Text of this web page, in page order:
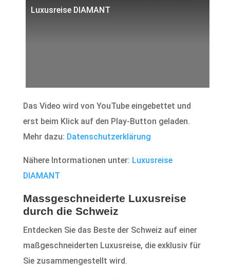
Luxusreise DIAMANT
Das Video wird von YouTube eingebettet und
erst beim Klick auf den Play-Button geladen.
Mehr dazu: Datenschutzerklärung
Nähere Intormationen unter: Luxusreise
DIAMANT
Massgeschneiderte Luxusreise
durch die Schweiz
Entdecken Sie das Beste der Schweiz auf einer
maßgeschneiderten Luxusreise, die exklusiv für
Sie zusammengestellt wird.